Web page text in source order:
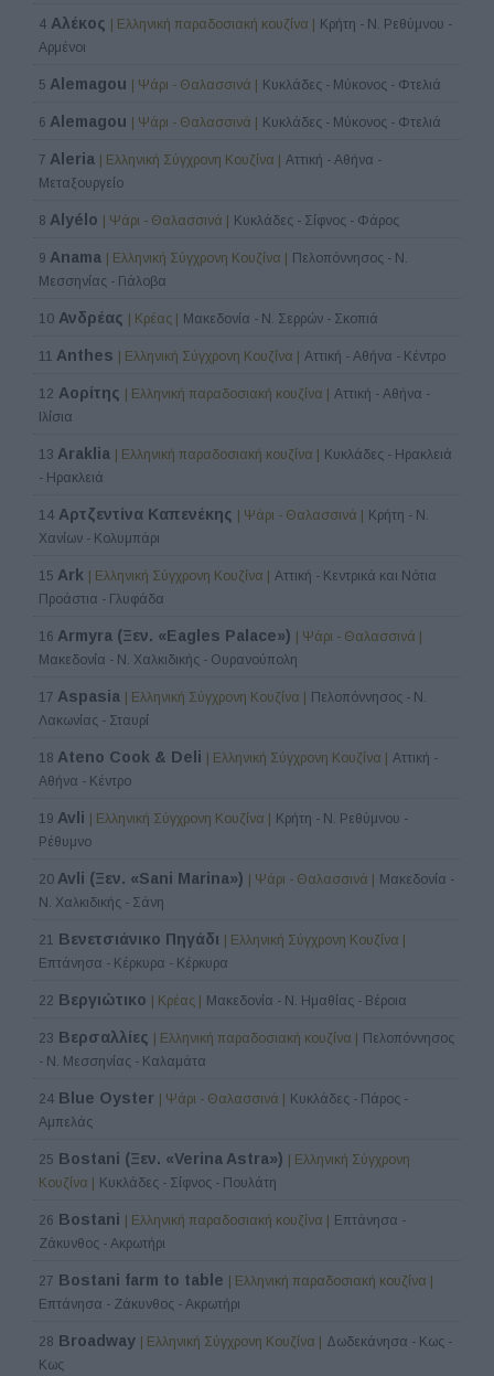
4 Αλέκος | Ελληνική παραδοσιακή κουζίνα | Κρήτη - Ν. Ρεθύμνου -
Αρμένοι
5 Alemagou | Ψάρι - Θαλασσινά | Κυκλάδες - Μύκονος - Φτελιά
6 Alemagou | Ψάρι - Θαλασσινά | Κυκλάδες - Μύκονος - Φτελιά
7 Aleria | Ελληνική Σύγχρονη Κουζίνα | Αττική - Αθήνα -
Μεταξουργείο
8 Alyélo | Ψάρι - Θαλασσινά | Κυκλάδες - Σίφνος - Φάρος
9 Anama | Ελληνική Σύγχρονη Κουζίνα | Πελοπόννησος - Ν.
Μεσσηνίας - Γιάλοβα
10 Ανδρέας | Κρέας | Μακεδονία - Ν. Σερρών - Σκοπιά
11 Anthes | Ελληνική Σύγχρονη Κουζίνα | Αττική - Αθήνα - Κέντρο
12 Αορίτης | Ελληνική παραδοσιακή κουζίνα | Αττική - Αθήνα -
Ιλίσια
13 Araklia | Ελληνική παραδοσιακή κουζίνα | Κυκλάδες - Ηρακλειά
- Ηρακλειά
14 Αρτζεντίνα Καπενέκης | Ψάρι - Θαλασσινά | Κρήτη - Ν.
Χανίων - Κολυμπάρι
15 Ark | Ελληνική Σύγχρονη Κουζίνα | Αττική - Κεντρικά και Νότια
Προάστια - Γλυφάδα
16 Armyra (Ξεν. «Eagles Palace») | Ψάρι - Θαλασσινά |
Μακεδονία - Ν. Χαλκιδικής - Ουρανούπολη
17 Aspasia | Ελληνική Σύγχρονη Κουζίνα | Πελοπόννησος - Ν.
Λακωνίας - Σταυρί
18 Ateno Cook & Deli | Ελληνική Σύγχρονη Κουζίνα | Αττική -
Αθήνα - Κέντρο
19 Avli | Ελληνική Σύγχρονη Κουζίνα | Κρήτη - Ν. Ρεθύμνου -
Ρέθυμνο
20 Avli (Ξεν. «Sani Marina») | Ψάρι - Θαλασσινά | Μακεδονία -
Ν. Χαλκιδικής - Σάνη
21 Βενετσιάνικο Πηγάδι | Ελληνική Σύγχρονη Κουζίνα |
Επτάνησα - Κέρκυρα - Κέρκυρα
22 Βεργιώτικο | Κρέας | Μακεδονία - Ν. Ημαθίας - Βέροια
23 Βερσαλλίες | Ελληνική παραδοσιακή κουζίνα | Πελοπόννησος
- Ν. Μεσσηνίας - Καλαμάτα
24 Blue Oyster | Ψάρι - Θαλασσινά | Κυκλάδες - Πάρος -
Αμπελάς
25 Bostani (Ξεν. «Verina Astra») | Ελληνική Σύγχρονη
Κουζίνα | Κυκλάδες - Σίφνος - Πουλάτη
26 Bostani | Ελληνική παραδοσιακή κουζίνα | Επτάνησα -
Ζάκυνθος - Ακρωτήρι
27 Bostani farm to table | Ελληνική παραδοσιακή κουζίνα |
Επτάνησα - Ζάκυνθος - Ακρωτήρι
28 Broadway | Ελληνική Σύγχρονη Κουζίνα | Δωδεκάνησα - Κως -
Κως